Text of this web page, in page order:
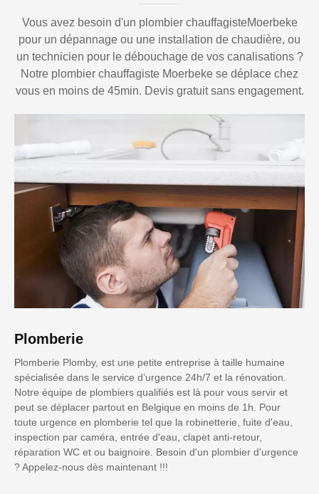
Vous avez besoin d'un plombier chauffagisteMoerbeke
pour un dépannage ou une installation de chaudière, ou
un technicien pour le débouchage de vos canalisations ?
Notre plombier chauffagiste Moerbeke se déplace chez
vous en moins de 45min. Devis gratuit sans engagement.
Plomberie
Plomberie Plomby, est une petite entreprise à taille humaine
spécialisée dans le service d’urgence 24h/7 et la rénovation.
Notre équipe de plombiers qualifiés est là pour vous servir et
peut se déplacer partout en Belgique en moins de 1h. Pour
toute urgence en plomberie tel que la robinetterie, fuite d'eau,
inspection par caméra, entrée d'eau, clapet anti-retour,
réparation WC et ou baignoire. Besoin d'un plombier d'urgence
? Appelez-nous dès maintenant !!!